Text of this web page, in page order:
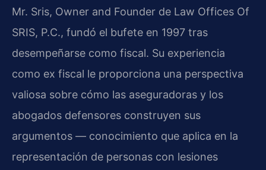
Mr. Sris, Owner and Founder de Law Offices Of
SRIS, P.C., fundó el bufete en 1997 tras
desempeñarse como fiscal. Su experiencia
como ex fiscal le proporciona una perspectiva
valiosa sobre cómo las aseguradoras y los
abogados defensores construyen sus
argumentos — conocimiento que aplica en la
representación de personas con lesiones